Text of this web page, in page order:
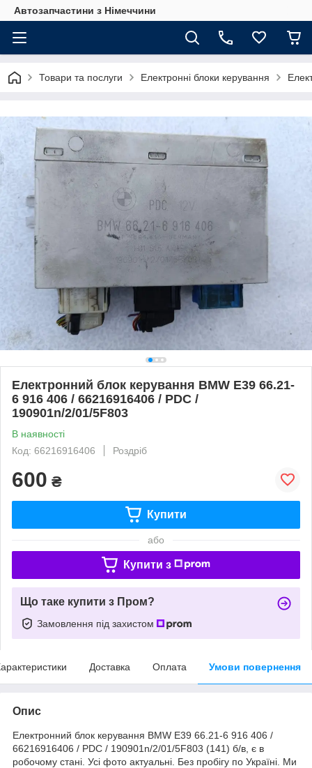
Автозапчастини з Німеччини
Товари та послуги Електронні блоки керування
Електронний блок керування BMW E39 66.21-
6 916 406 / 66216916406 / PDC /
190901n/2/01/5F803
В наявності
Код: 66216916406
Роздріб
600 ₴
Купити
або
Купити з
Що таке купити з Пром?
Замовлення під захистом
Доставка Оплата Умови повернення
Опис
Електронний блок керування BMW E39 66.21-6 916 406 /
66216916406 / PDC / 190901n/2/01/5F803 (141) б/в, є в
робочому стані. Усі фото актуальні. Без пробігу по Україні. Ми